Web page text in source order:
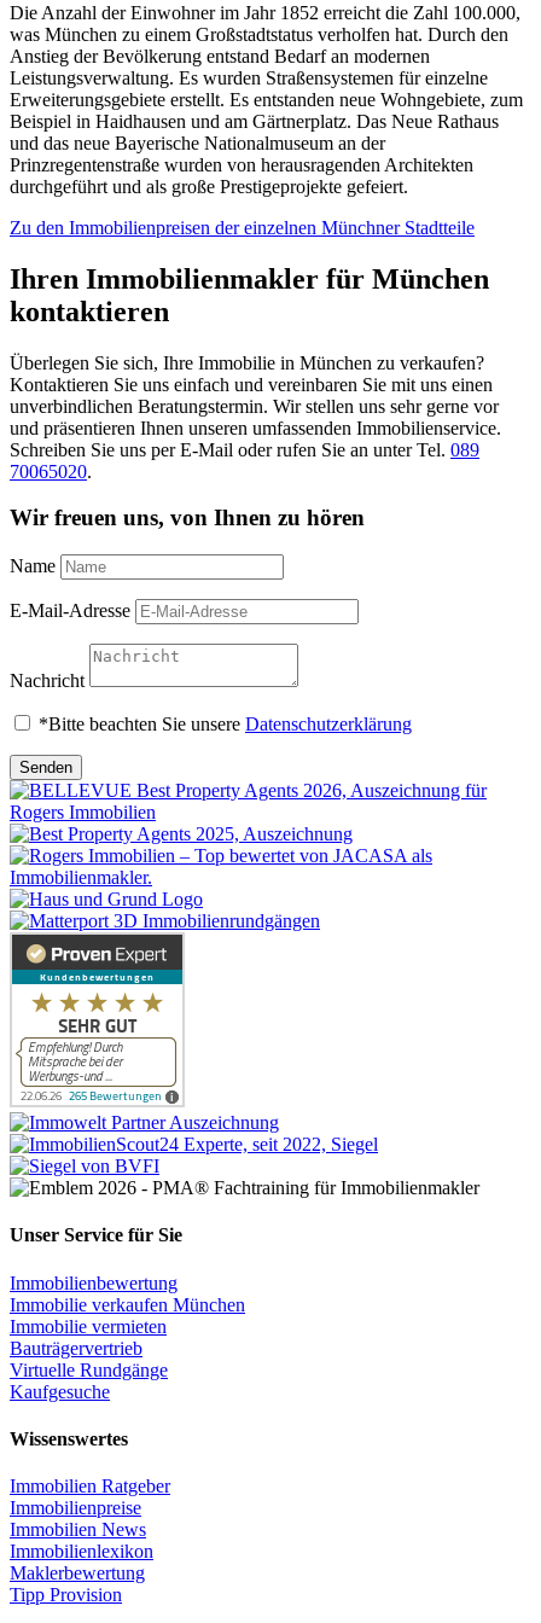
Die Anzahl der Einwohner im Jahr 1852 erreicht die Zahl 100.000,
was München zu einem Großstadtstatus verholfen hat. Durch den
Anstieg der Bevölkerung entstand Bedarf an modernen
Leistungsverwaltung. Es wurden Straßensystemen für einzelne
Erweiterungsgebiete erstellt. Es entstanden neue Wohngebiete, zum
Beispiel in Haidhausen und am Gärtnerplatz. Das Neue Rathaus
und das neue Bayerische Nationalmuseum an der
Prinzregentenstraße wurden von herausragenden Architekten
durchgeführt und als große Prestigeprojekte gefeiert.
Zu den Immobilienpreisen der einzelnen Münchner Stadtteile
Ihren Immobilienmakler für München
kontaktieren
Überlegen Sie sich, Ihre Immobilie in München zu verkaufen?
Kontaktieren Sie uns einfach und vereinbaren Sie mit uns einen
unverbindlichen Beratungstermin. Wir stellen uns sehr gerne vor
und präsentieren Ihnen unseren umfassenden Immobilienservice.
Schreiben Sie uns per E-Mail oder rufen Sie an unter Tel. 089
70065020.
Wir freuen uns, von Ihnen zu hören
Name
E-Mail-Adresse
Nachricht
*Bitte beachten Sie unsere Datenschutzerklärung
Senden
Unser Service für Sie
Immobilienbewertung
Immobilie verkaufen München
Immobilie vermieten
Bauträgervertrieb
Virtuelle Rundgänge
Kaufgesuche
Wissenswertes
Immobilien Ratgeber
Immobilienpreise
Immobilien News
Immobilienlexikon
Maklerbewertung
Tipp Provision